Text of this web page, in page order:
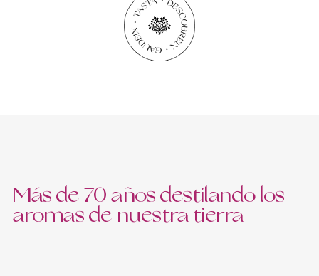
Más de 70 años destilando los
aromas de nuestra tierra